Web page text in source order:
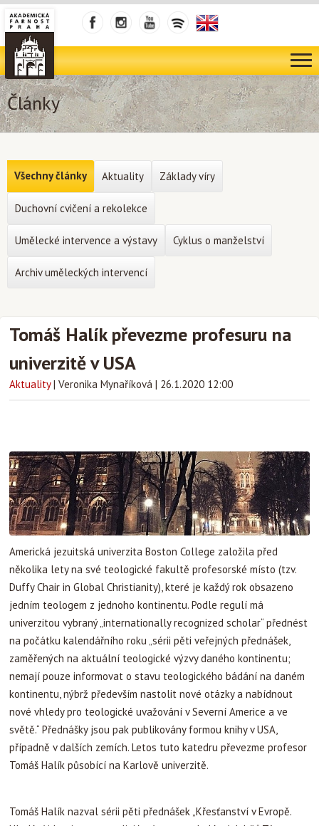
Články
Tomáš Halík převezme profesuru na
univerzitě v USA
Aktuality | Veronika Mynaříková | 26.1.2020 12:00
Americká jezuitská univerzita Boston College založila před
několika lety na své teologické fakultě profesorské místo (tzv.
Duffy Chair in Global Christianity), které je každý rok obsazeno
jedním teologem z jednoho kontinentu. Podle regulí má
univerzitou vybraný „internationally recognized scholar“ přednést
na počátku kalendářního roku „sérii pěti veřejných přednášek,
zaměřených na aktuální teologické výzvy daného kontinentu;
nemají pouze informovat o stavu teologického bádání na daném
kontinentu, nýbrž především nastolit nové otázky a nabídnout
nové vhledy pro teologické uvažování v Severní Americe a ve
světě.“ Přednášky jsou pak publikovány formou knihy v USA,
případně v dalších zemích. Letos tuto katedru převezme profesor
Tomáš Halík působící na Karlově univerzitě.
Tomáš Halík nazval sérii pěti přednášek „Křesťanství v Evropě.
Všechny články Aktuality Základy víry
Duchovní cvičení a rekolekce
Umělecké intervence a výstavy Cyklus o manželství
Archiv uměleckých intervencí